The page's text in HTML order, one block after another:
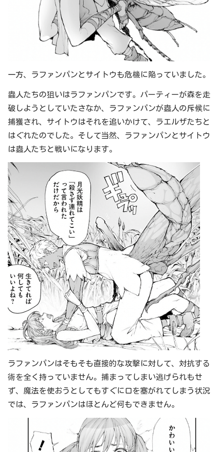
一方、ラファンパンとサイトウも危機に陥っていました。
蟲人たちの狙いはラファンパンです。パーティーが森を走
破しようとしていたさなか、ラファンパンが蟲人の斥候に
捕獲され、サイトウはそれを追いかけて、ラエルザたちと
はぐれたのでした。そして当然、ラファンパンとサイトウ
は蟲人たちと戦いになります。
ラファンパンはそもそも直接的な攻撃に対して、対抗する
術を全く持っていません。捕まってしまい逃げられもせ
ず、魔法を使おうとしてもすぐに口を塞がれてしまう状況
では、ラファンパンはほとんど何もできません。